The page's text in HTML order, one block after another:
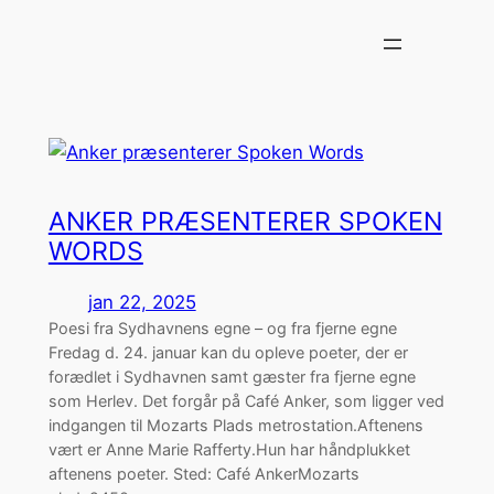
ANKER PRÆSENTERER SPOKEN
WORDS
jan 22, 2025
Poesi fra Sydhavnens egne – og fra fjerne egne
Fredag d. 24. januar kan du opleve poeter, der er
forædlet i Sydhavnen samt gæster fra fjerne egne
som Herlev. Det forgår på Café Anker, som ligger ved
indgangen til Mozarts Plads metrostation.Aftenens
vært er Anne Marie Rafferty.Hun har håndplukket
aftenens poeter. Sted: Café AnkerMozarts